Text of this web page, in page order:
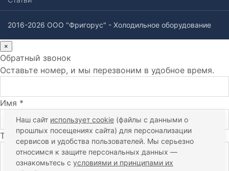
2016-2026 ООО "Фригорус" - Холодильное оборудование
Наш сайт использует cookie (файлы с данными о
прошлых посещениях сайта) для персонализации
сервисов и удобства пользователей. Мы серьезно
относимся к защите персональных данных —
ознакомьтесь с условиями и принципами их
×
Обратный звонок
Оставьте номер, и мы перезвоним в удобное время.
Имя *
Телефон * Комментарий